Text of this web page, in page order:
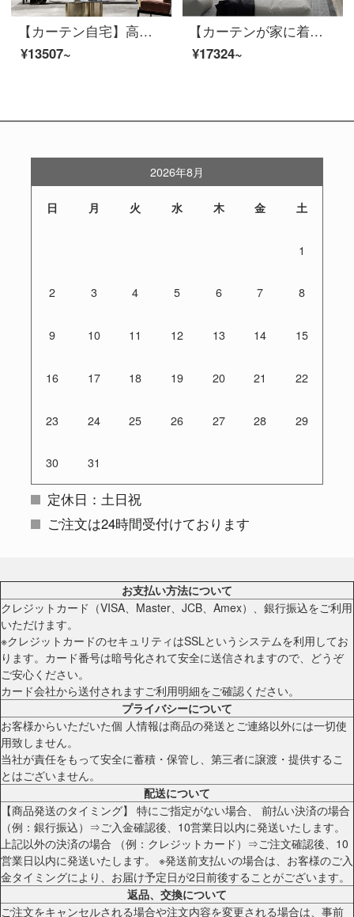
【カーテン自宅】高遮光の新中国風秋扇舞綿麻提花リビングルームの床にある窓のカーテンの完成品三相定型化には、裏地LDC 20 FWC-Sフック/カーテンなし(高さ2.6メートル以内で変更可能)XLのカーテンのセット/ダブルオープン(適用窓の幅4.1-4.4メートル)があります。
¥13507~
【カーテンが家に着く】カーテンの完成品を軽くシームレスにつなぐ高遮光のカーテン現代リビングルームのベッドルームのルービックキューブの花開き高精密床の窓LDC 20 SSA-2101 Sフック/カーテンなし（高さ2.6メートル以内で変更可能）XLのカーテンセット/ダブルオープン（適用窓幅3.5-4.1メートル）
¥17324~
2026年8月
日 月 火 水 木 金 土
1
2 3 4 5 6 7 8
9 10 11 12 13 14 15
16 17 18 19 20 21 22
23 24 25 26 27 28 29
30 31
定休日：土日祝
ご注文は24時間受付けております
お支払い方法について
クレジットカード（VISA、Master、JCB、Amex）、銀行振込をご利用
いただけます。
※クレジットカードのセキュリティはSSLというシステムを利用してお
ります。カード番号は暗号化されて安全に送信されますので、どうぞ
ご安心ください。
カード会社から送付されますご利用明細をご確認ください。
プライバシーについて
お客様からいただいた個 人情報は商品の発送とご連絡以外には一切使
用致しません。
当社が責任をもって安全に蓄積・保管し、第三者に譲渡・提供するこ
とはございません。
配送について
【商品発送のタイミング】 特にご指定がない場合、 前払い決済の場合
（例：銀行振込）⇒ご入金確認後、10営業日以内に発送いたします。
上記以外の決済の場合 （例：クレジットカード）⇒ご注文確認後、10
営業日以内に発送いたします。 ※発送前支払いの場合は、お客様のご入
金タイミングにより、お届け予定日が2日前後することがございます。
返品、交換について
ご注文をキャンセルされる場合や注文内容を変更される場合は、事前